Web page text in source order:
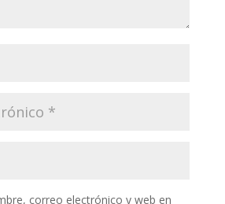
correo electrónico y web en